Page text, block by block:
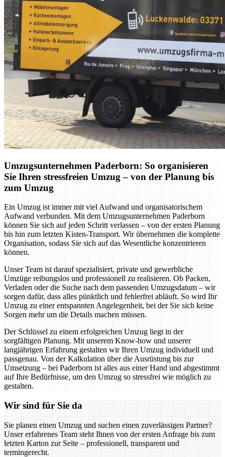
Umzugsunternehmen Paderborn: So organisieren
Sie Ihren stressfreien Umzug – von der Planung bis
zum Umzug
Ein Umzug ist immer mit viel Aufwand und organisatorischem
Aufwand verbunden. Mit dem Umzugsunternehmen Paderborn
können Sie sich auf jeden Schritt verlassen – von der ersten Planung
bis hin zum letzten Kisten-Transport. Wir übernehmen die komplette
Organisation, sodass Sie sich auf das Wesentliche konzentrieren
können.
Unser Team ist darauf spezialisiert, private und gewerbliche
Umzüge reibungslos und professionell zu realisieren. Ob Packen,
Verladen oder die Suche nach dem passenden Umzugsdatum – wir
sorgen dafür, dass alles pünktlich und fehlerfrei abläuft. So wird Ihr
Umzug zu einer entspannten Angelegenheit, bei der Sie sich keine
Sorgen mehr um die Details machen müssen.
Der Schlüssel zu einem erfolgreichen Umzug liegt in der
sorgfältigen Planung. Mit unserem Know-how und unserer
langjährigen Erfahrung gestalten wir Ihren Umzug individuell und
passgenau. Von der Kalkulation über die Ausrüstung bis zur
Umsetzung – bei Paderborn ist alles aus einer Hand und abgestimmt
auf Ihre Bedürfnisse, um den Umzug so stressfrei wie möglich zu
gestalten.
Wir sind für Sie da
Sie planen einen Umzug und suchen einen zuverlässigen Partner?
Unser erfahrenes Team steht Ihnen von der ersten Anfrage bis zum
letzten Karton zur Seite – professionell, transparent und
termingerecht.